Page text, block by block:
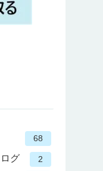
68
グ 2